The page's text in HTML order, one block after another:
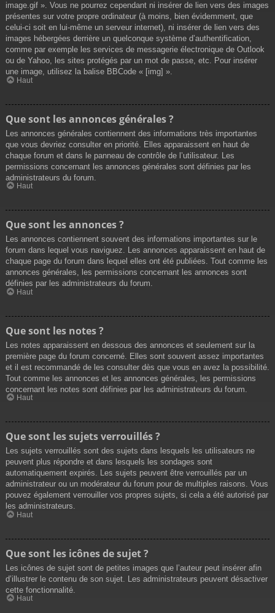
image.gif ». Vous ne pourrez cependant ni insérer de lien vers des images
présentes sur votre propre ordinateur (à moins, bien évidemment, que
celui-ci soit en lui-même un serveur internet), ni insérer de lien vers des
images hébergées derrière un quelconque système d’authentification,
comme par exemple les services de messagerie électronique de Outlook
ou de Yahoo, les sites protégés par un mot de passe, etc. Pour insérer
une image, utilisez la balise BBCode « [img] ».
Haut
Que sont les annonces générales ?
Les annonces générales contiennent des informations très importantes
que vous devriez consulter en priorité. Elles apparaissent en haut de
chaque forum et dans le panneau de contrôle de l’utilisateur. Les
permissions concernant les annonces générales sont définies par les
administrateurs du forum.
Haut
Que sont les annonces ?
Les annonces contiennent souvent des informations importantes sur le
forum dans lequel vous naviguez. Les annonces apparaissent en haut de
chaque page du forum dans lequel elles ont été publiées. Tout comme les
annonces générales, les permissions concernant les annonces sont
définies par les administrateurs du forum.
Haut
Que sont les notes ?
Les notes apparaissent en dessous des annonces et seulement sur la
première page du forum concerné. Elles sont souvent assez importantes
et il est recommandé de les consulter dès que vous en avez la possibilité.
Tout comme les annonces et les annonces générales, les permissions
concernant les notes sont définies par les administrateurs du forum.
Haut
Que sont les sujets verrouillés ?
Les sujets verrouillés sont des sujets dans lesquels les utilisateurs ne
peuvent plus répondre et dans lesquels les sondages sont
automatiquement expirés. Les sujets peuvent être verrouillés par un
administrateur ou un modérateur du forum pour de multiples raisons. Vous
pouvez également verrouiller vos propres sujets, si cela a été autorisé par
les administrateurs.
Haut
Que sont les icônes de sujet ?
Les icônes de sujet sont de petites images que l’auteur peut insérer afin
d’illustrer le contenu de son sujet. Les administrateurs peuvent désactiver
cette fonctionnalité.
Haut